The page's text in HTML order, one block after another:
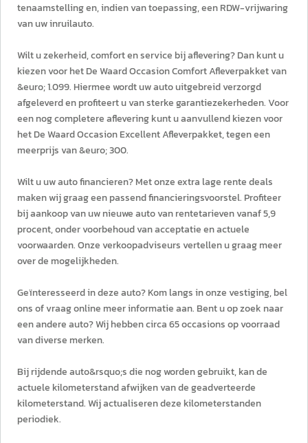
tenaamstelling en, indien van toepassing, een RDW-vrijwaring
van uw inruilauto.
Wilt u zekerheid, comfort en service bij aflevering? Dan kunt u
kiezen voor het De Waard Occasion Comfort Afleverpakket van
&euro; 1.099. Hiermee wordt uw auto uitgebreid verzorgd
afgeleverd en profiteert u van sterke garantiezekerheden. Voor
een nog completere aflevering kunt u aanvullend kiezen voor
het De Waard Occasion Excellent Afleverpakket, tegen een
meerprijs van &euro; 300.
Wilt u uw auto financieren? Met onze extra lage rente deals
maken wij graag een passend financieringsvoorstel. Profiteer
bij aankoop van uw nieuwe auto van rentetarieven vanaf 5,9
procent, onder voorbehoud van acceptatie en actuele
voorwaarden. Onze verkoopadviseurs vertellen u graag meer
over de mogelijkheden.
Geïnteresseerd in deze auto? Kom langs in onze vestiging, bel
ons of vraag online meer informatie aan. Bent u op zoek naar
een andere auto? Wij hebben circa 65 occasions op voorraad
van diverse merken.
Bij rijdende auto&rsquo;s die nog worden gebruikt, kan de
actuele kilometerstand afwijken van de geadverteerde
kilometerstand. Wij actualiseren deze kilometerstanden
periodiek.